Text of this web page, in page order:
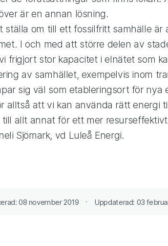
är en annan lösning.
ställa om till ett fossilfritt samhälle är
I och med att större delen av
frigjort stor kapacitet i elnätet som
av samhället, exempelvis inom
sig väl som etableringsort för nya
alltså att vi kan använda rätt energi
allt annat för ett mer
Sjömark, vd Luleå Energi.
08 november 2019 Uppdaterad: 03